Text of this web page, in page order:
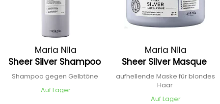
Maria Nila
Sheer Silver Shampoo
Shampoo gegen Gelbtöne
Auf Lager
Maria Nila
Sheer Silver Masque
aufhellende Maske für blondes
Haar
Auf Lager